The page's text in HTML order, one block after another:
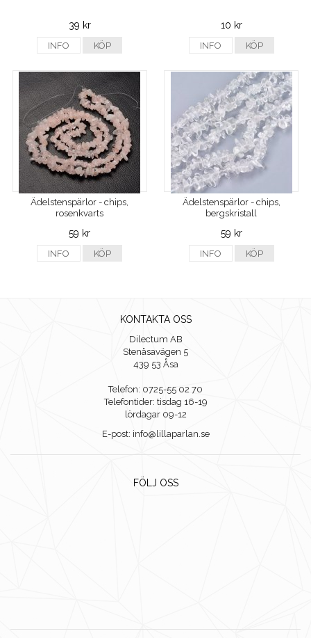
39 kr
INFO KÖP
10 kr
INFO KÖP
Ädelstenspärlor - chips,
rosenkvarts
59 kr
INFO KÖP
Ädelstenspärlor - chips,
bergskristall
59 kr
INFO KÖP
KONTAKTA OSS
Dilectum AB
Stenåsavägen 5
439 53 Åsa
Telefon: 0725-55 02 70
Telefontider: tisdag 16-19
lördagar 09-12
E-post: info@lillaparlan.se
FÖLJ OSS